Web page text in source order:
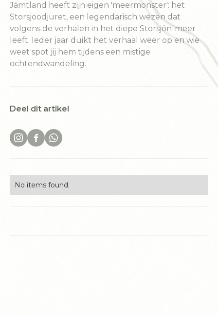
Jämtland heeft zijn eigen 'meermonster': het
Storsjöodjuret, een legendarisch wezen dat
volgens de verhalen in het diepe Storsjön-meer
leeft. Ieder jaar duikt het verhaal weer op en wie
weet spot jij hem tijdens een mistige
ochtendwandeling.
Deel dit artikel
No items found.